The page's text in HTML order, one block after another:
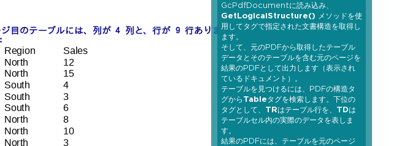
GcPdfDocumentに読み込み、
GetLogicalStructure() メソッドを使
用してタグで指定された文書構造を取得し
ます。
そして、元のPDFから取得したテーブル
データとそのテーブルを含む元のページを
結果のPDFとして出力します（表示され
ているドキュメント）。
テーブルを見つけるには、PDFの構造タ
グから Tableタグを検索します。下位の
タグとして、 TRはテーブル行を、 TDは
テーブルセル内の実際のデータを表しま
す。
結果のPDFには、テーブルを元のページ